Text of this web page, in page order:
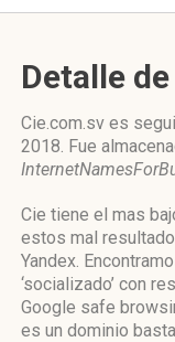
Detalle
Cie.com.sv es
2018. Fue
Cie tiene el mas
estos mal
Yandex.
‘socializado’ con
Google safe
es un dominio